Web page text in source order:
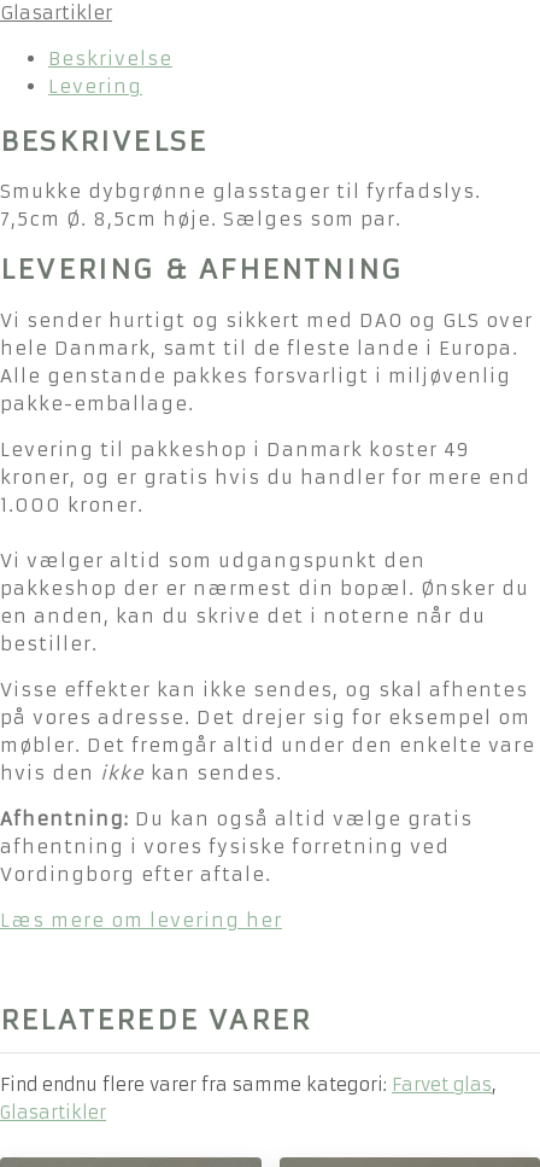
Glasartikler
Beskrivelse
Levering
BESKRIVELSE
Smukke dybgrønne glasstager til fyrfadslys.
7,5cm Ø. 8,5cm høje. Sælges som par.
LEVERING & AFHENTNING
Vi sender hurtigt og sikkert med DAO og GLS over
hele Danmark, samt til de fleste lande i Europa.
Alle genstande pakkes forsvarligt i miljøvenlig
pakke-emballage.
Levering til pakkeshop i Danmark koster 49
kroner, og er gratis hvis du handler for mere end
1.000 kroner.
Vi vælger altid som udgangspunkt den
pakkeshop der er nærmest din bopæl. Ønsker du
en anden, kan du skrive det i noterne når du
bestiller.
Visse effekter kan ikke sendes, og skal afhentes
på vores adresse. Det drejer sig for eksempel om
møbler. Det fremgår altid under den enkelte vare
hvis den ikke kan sendes.
Afhentning: Du kan også altid vælge gratis
afhentning i vores fysiske forretning ved
Vordingborg efter aftale.
Læs mere om levering her
RELATEREDE VARER
Find endnu flere varer fra samme kategori: Farvet glas,
Glasartikler